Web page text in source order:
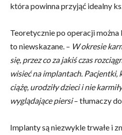
która powinna przyjąć idealny
Teoretycznie po operacji
to niewskazane. – W okresie
się, przez co za jakiś czas
wisieć na implantach. Pacjentki,
ciążę, urodziły dzieci i nie
wyglądające piersi– tłumaczy
Implanty są niezwykle trwałe i